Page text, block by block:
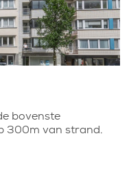
bovenste
300m van strand.